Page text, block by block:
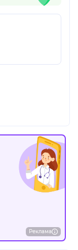
Реклама